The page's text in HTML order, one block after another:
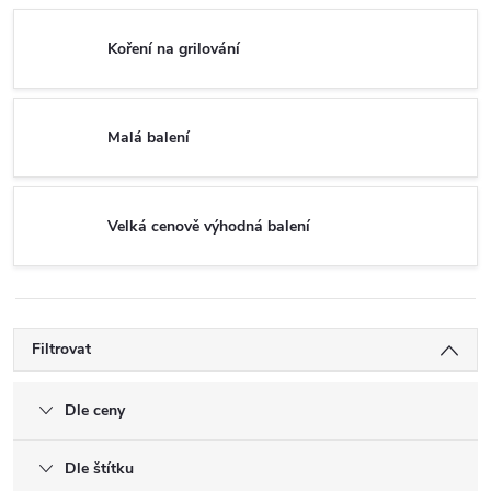
Koření na grilování
Malá balení
Velká cenově výhodná balení
Filtrovat
Dle ceny
Dle štítku